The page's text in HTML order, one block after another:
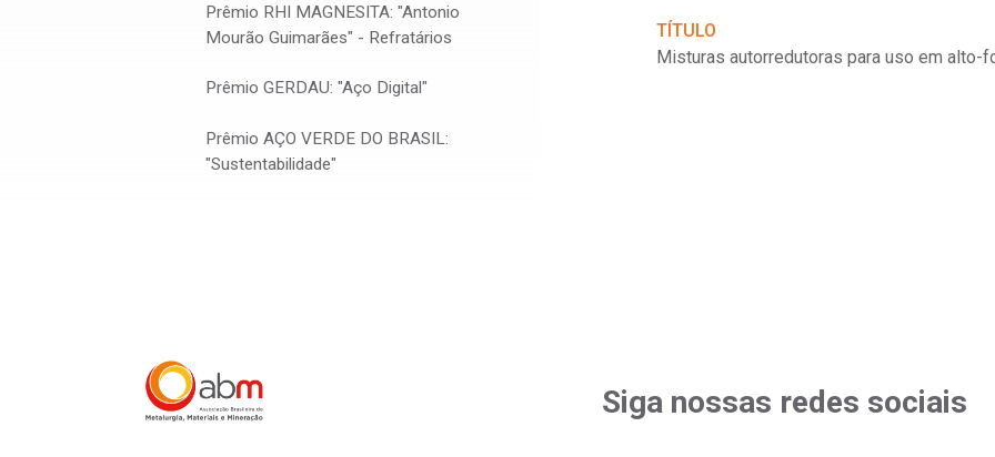
Prêmio RHI MAGNESITA: "Antonio
Mourão Guimarães" - Refratários
Prêmio GERDAU: "Aço Digital"
Prêmio AÇO VERDE DO BRASIL:
"Sustentabilidade"
na sinterização – Parte I
TÍTULO
Misturas autorredutoras para uso em alto-
Siga nossas redes sociais